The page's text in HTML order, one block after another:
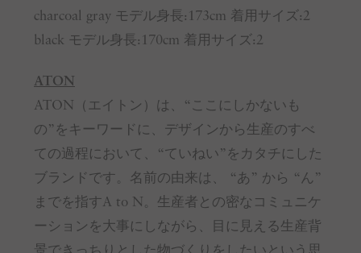
charcoal gray モデル身長:173cm 着用サイズ:2
black モデル身長:170cm 着用サイズ:2
ATON
ATON（エイトン）は、“ここにしかないも
の”をキーワードに、デザインから生産のすべ
ての過程において、“ていねい”をカタチにした
ブランドです。名前の由来は、 “あ” から “ん”
までを指すA to N。生産者との密なコミュニケ
ーションを大事にしながら、目に見える生産背